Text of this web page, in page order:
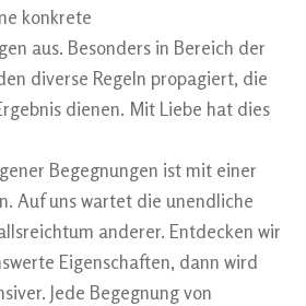
konkrete
aus. Besonders in Bereich der
diverse Regeln propagiert, die
dienen. Mit Liebe hat dies
Begegnungen ist mit einer
Auf uns wartet die unendliche
anderer. Entdecken wir
Eigenschaften, dann wird
Jede Begegnung von